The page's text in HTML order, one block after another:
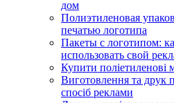
дом
Полиэтиленовая
печатью логотипа
Пакеты с логотипом:
использовать свой
Купити поліетиленові
Виготовлення та друк
спосіб реклами